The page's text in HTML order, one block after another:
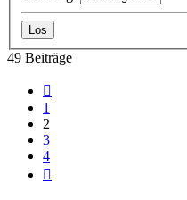
49 Beiträge
1
2
3
4